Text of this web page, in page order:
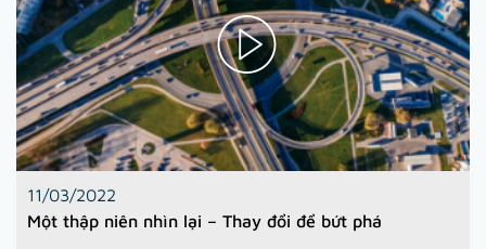
11/03/2022
Một thập niên nhìn lại – Thay đổi để bứt phá